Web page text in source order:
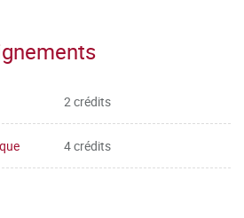
2 crédits
4 crédits